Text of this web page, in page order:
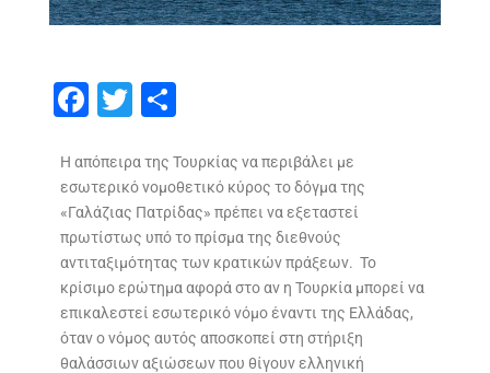
F
e
b
o
o
k
T
itt
er
S
ar
e
Η απόπειρα της Τουρκίας να περιβάλει με
εσωτερικό νομοθετικό κύρος το δόγμα της
«Γαλάζιας Πατρίδας» πρέπει να εξεταστεί
πρωτίστως υπό το πρίσμα της διεθνούς
αντιταξιμότητας των κρατικών πράξεων. Το
κρίσιμο ερώτημα αφορά στο αν η Τουρκία μπορεί να
επικαλεστεί εσωτερικό νόμο έναντι της Ελλάδας,
όταν ο νόμος αυτός αποσκοπεί στη στήριξη
θαλάσσιων αξιώσεων που θίγουν ελληνική